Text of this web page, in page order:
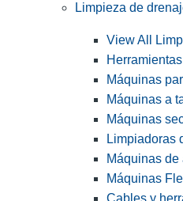
Limpieza de
View All
Máquinas
Máquinas a
Máquinas
Limpiadoras
Máquinas de
Máquinas